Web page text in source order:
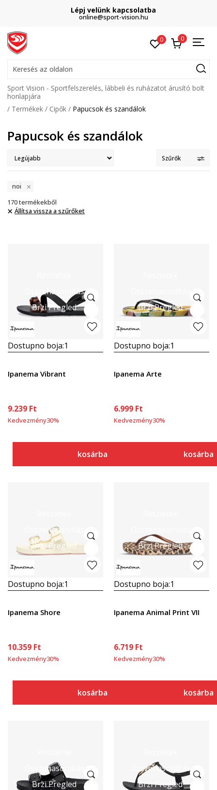
Lépj velünk kapcsolatba
online@sport-vision.hu
0 0
Keresés az oldalon
Sport Vision - Sportfelszerelés, lábbeli és ruházatot árusító bolt
honlapjára
Termékek
Cipők Papucsok és szandálok
Papucsok és szandálok
Szűrők
noi
170termékekből
Állítsa vissza a szűrőket
Összehasonlítás
Brzi Pregled
Dostupno boja:1
Ipanema Vibrant
9.239 Ft
Kedvezmény30%
kosárba
Brzi Pregled
Dostupno boja:1
Ipanema Arte
6.999 Ft
Kedvezmény30%
kosárba
Összehasonlítás
Brzi Pregled
Dostupno boja:1
Ipanema Shore
10.359 Ft
Kedvezmény30%
kosárba
Brzi Pregled
Dostupno boja:1
Ipanema Animal Print VII
6.719 Ft
Kedvezmény30%
kosárba
Összehasonlítás
Brzi Pregled
Összehasonlítás
Brzi Pregled